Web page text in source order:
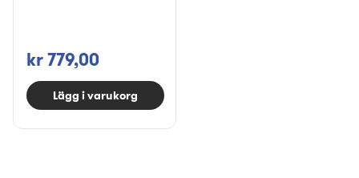
kr 779,00
Lägg i varukorg